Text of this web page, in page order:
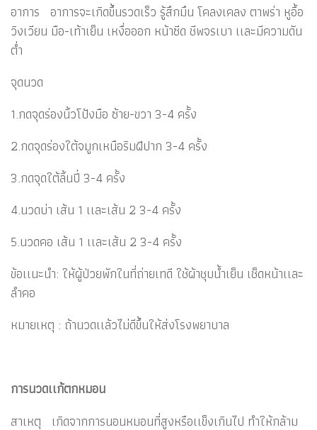
อาการ อาการจะเกิดขึ้นรวดเร็ว รู้สึกมึน โคลงเคลง ตาพร่า หูอื้อ
วิงเวียน มือ-เท้าเย็น เหงื่อออก หน้าซีด ชีพจรเบา เเละมีความดัน
ต่ำ
จุดนวด
1.กดจุดร่องนิ้วโป้งมือ ซ้าย-ขวา 3-4 ครั้ง
2.กดจุดร่องใต้จมูกเหนือริมฝีปาก 3-4 ครั้ง
3.กดจุดใต้ลิ้นปี่ 3-4 ครั้ง
4.นวดบ่า เส้น 1 เเละเส้น 2 3-4 ครั้ง
5.นวดคอ เส้น 1 เเละเส้น 2 3-4 ครั้ง
ข้อเเนะนำ: ให้ผู้ป่วยพักในที่ถ่ายเทดี ใช้ผ้าชุบน้ำเย็น เช็ดหน้าเเละ
ลำคอ
หมายเหตุ : ถ้านวดเเล้วไม่ดีขึ้นให้ส่งโรงพยาบาล
การนวดเเก้ตกหมอน
สาเหตุ เกิดจากการนอนหมอนที่สูงหรือเเข็งเกินไป ทำให้กล้าม